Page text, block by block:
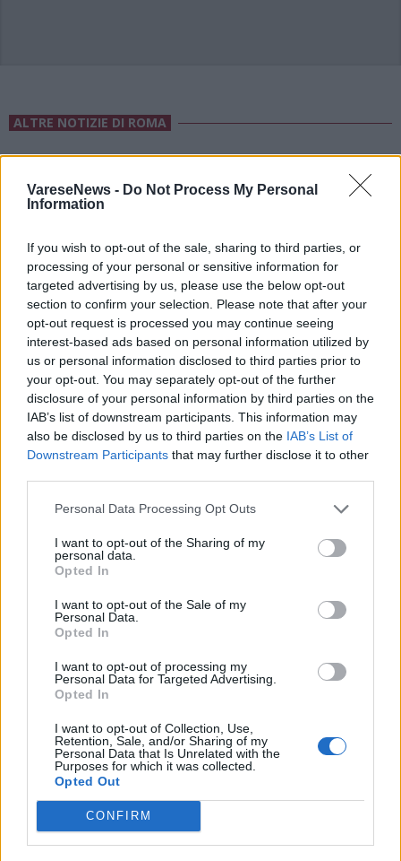
VareseNews - Do Not Process My Personal
Information
If you wish to opt-out of the sale, sharing to third parties, or
processing of your personal or sensitive information for
targeted advertising by us, please use the below opt-out
section to confirm your selection. Please note that after your
opt-out request is processed you may continue seeing
interest-based ads based on personal information utilized by
us or personal information disclosed to third parties prior to
your opt-out. You may separately opt-out of the further
disclosure of your personal information by third parties on the
IAB’s list of downstream participants. This information may
also be disclosed by us to third parties on the IAB’s List of
Downstream Participants that may further disclose it to other
Personal Data Processing Opt Outs
I want to opt-out of the Sharing of my
personal data.
Opted In
I want to opt-out of the Sale of my
Personal Data.
Opted In
I want to opt-out of processing my
Personal Data for Targeted Advertising.
Opted In
I want to opt-out of Collection, Use,
Retention, Sale, and/or Sharing of my
Personal Data that Is Unrelated with the
Purposes for which it was collected.
Opted Out
CONFIRM
ALTRE NOTIZIE DI ROMA
Scatta il secondo weekend da bollino
sulle strade